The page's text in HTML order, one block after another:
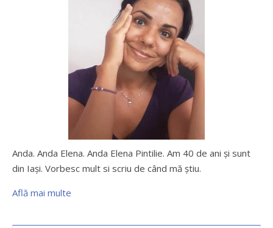
Anda. Anda Elena. Anda Elena Pintilie. Am 40 de ani şi sunt
din Iaşi. Vorbesc mult si scriu de când mă ştiu.
Află mai multe